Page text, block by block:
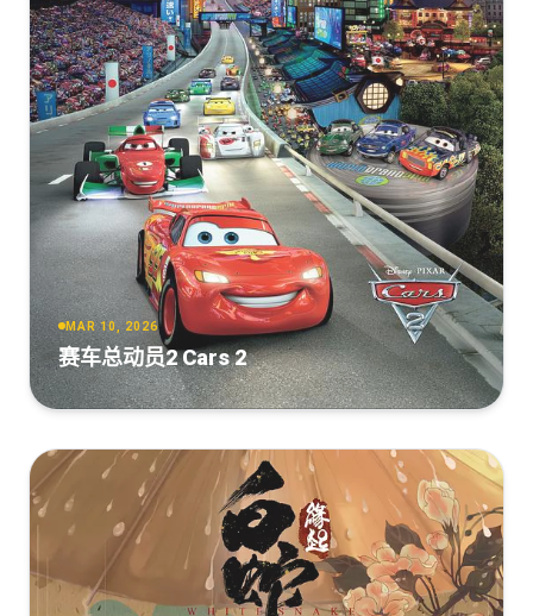
[13.02GB] 复制 下载
茶啊二中[高码版][国语配音+中文字
幕].Oh.My.School.2023.2160p.HQ.WEB-
DL.H265.DDP5.1-DreamHD
[12.85GB] 复制 下载
茶啊二中[全8集][国语配音+中文字
幕].Cha.A.Er.Zhong.S05.2024.2160p.WEB-
DL.H265.DDP2.0-ZeroTV
[3.63GB] 复制 下载
c啊e中.2023.HD4K.国语中字.mp4
[1.02GB] 复制 下载
MAR 10, 2026
赛车总动员2 Cars 2